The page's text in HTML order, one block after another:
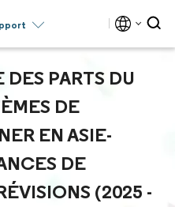
DES PARTS DU
DE
EN ASIE-
DE
(2025 -